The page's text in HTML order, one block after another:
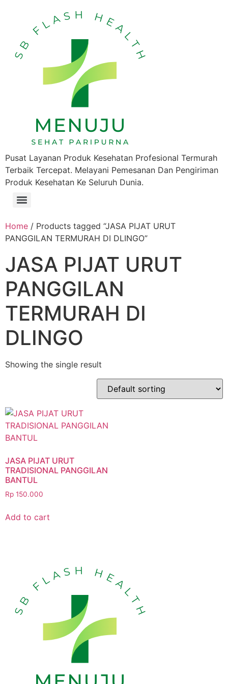
Pusat Layanan Produk Kesehatan Profesional Termurah
Terbaik Tercepat. Melayani Pemesanan Dan Pengiriman
Produk Kesehatan Ke Seluruh Dunia.
Home / Products tagged “JASA PIJAT URUT
PANGGILAN TERMURAH DI DLINGO”
JASA PIJAT URUT
PANGGILAN
TERMURAH DI
DLINGO
Showing the single result
JASA PIJAT URUT
TRADISIONAL PANGGILAN
BANTUL
Rp 150.000
Add to cart